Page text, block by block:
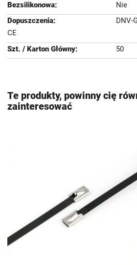
Nie
DNV-
CE
50
Te produkty, powinny cię
zainteresować